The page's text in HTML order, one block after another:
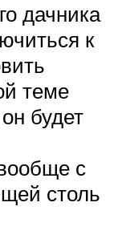
дачника
к
теме
будет
с
столь